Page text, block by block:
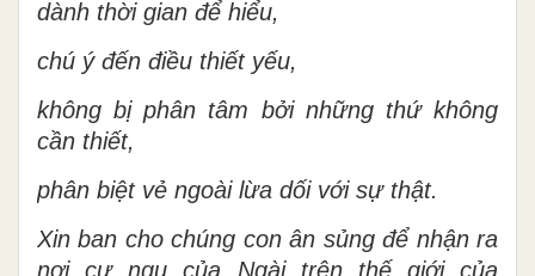
dành thời gian để hiểu,
chú ý đến điều thiết yếu,
không bị phân tâm bởi những thứ không
cần thiết,
phân biệt vẻ ngoài lừa dối với sự thật.
Xin ban cho chúng con ân sủng để nhận ra
nơi cư ngụ của Ngài trên thế giới của